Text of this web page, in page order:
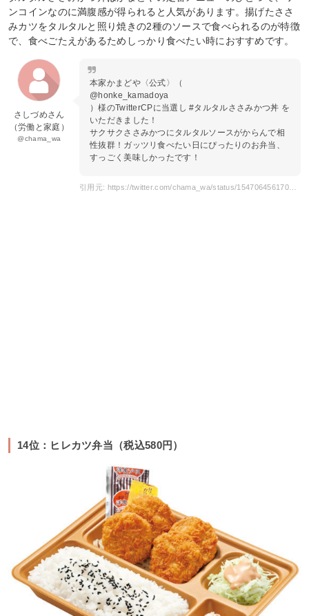
ンコインなのに満腹感が得られると人気があります。揚げたささ
みカツをタルタルと照り焼きの2種のソースで食べられるのが特徴
で、食べごたえがあるためしっかり食べたい時におすすめです。
さしづめさん
（労働と家庭）
@chama_wa
本家かまどや〈公式〉（
@honke_kamadoya
）様のTwitterCPに当選し #タルタルささみかつ丼 を
いただきました！
サクサクささみかつにタルタルソースがからんで相
性抜群！ガッツリ食べたい日にぴったりのお弁当、
すっごく美味しかったです！
引用元: https://twitter.com/chama_wa/status/1547064561706356736
14位：ヒレカツ弁当（税込580円）